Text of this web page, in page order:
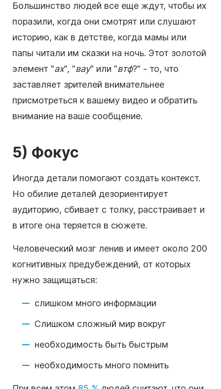
Большинство людей все еще ждут, чтобы их
поразили, когда они смотрят или слушают
историю, как в детстве, когда мамы или
папы читали им сказки на ночь. Этот золотой
элемент "ах", "вау" или "втф?" - то, что
заставляет зрителей внимательнее
присмотреться к вашему видео и обратить
внимание на ваше сообщение.
5) Фокус
Иногда детали помогают создать контекст.
Но обилие деталей дезориентирует
аудиторию, сбивает с толку, расстраивает и
в итоге она теряется в сюжете.
Человеческий мозг ленив и имеет около 200
когнитивных предубеждений, от которых
нужно защищаться:
слишком много информации
Слишком сложный мир вокруг
необходимость быть быстрым
необходимость много помнить